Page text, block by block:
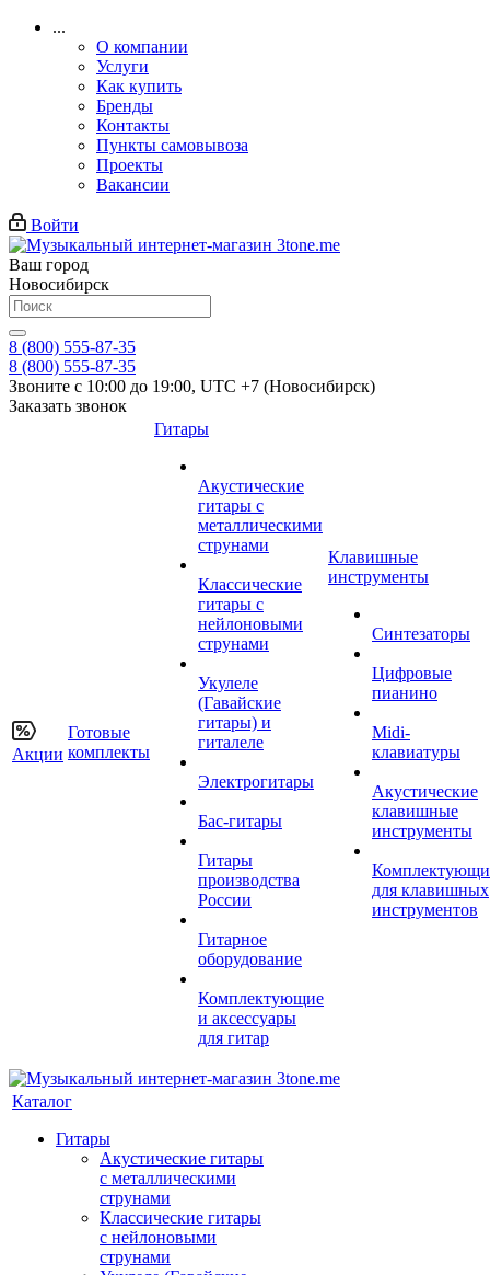
...
О компании
Услуги
Как купить
Бренды
Контакты
Пункты самовывоза
Проекты
Вакансии
Войти
Ваш город
Новосибирск
8 (800) 555-87-35
8 (800) 555-87-35
Звоните с 10:00 до 19:00, UTC +7 (Новосибирск)
Заказать звонок
Акции
Готовые
комплекты
Гитары
Акустические
гитары с
металлическими
струнами
Классические
гитары с
нейлоновыми
струнами
Укулеле
(Гавайские
гитары) и
гиталеле
Электрогитары
Бас-гитары
Гитары
производства
России
Гитарное
оборудование
Комплектующие
и аксессуары
для гитар
Клавишные
инструменты
Синтезаторы
Цифровые
пианино
Midi-
клавиатуры
Акустические
клавишные
инструменты
для клавишных
инструментов
Каталог
Гитары
Акустические гитары
с металлическими
струнами
Классические гитары
с нейлоновыми
струнами